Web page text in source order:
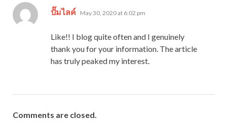
ปั๊มไลค์ says:
May 30, 2020 at 6:02 pm
Like!! I blog quite often and I genuinely
thank you for your information. The article
has truly peaked my interest.
Comments are closed.